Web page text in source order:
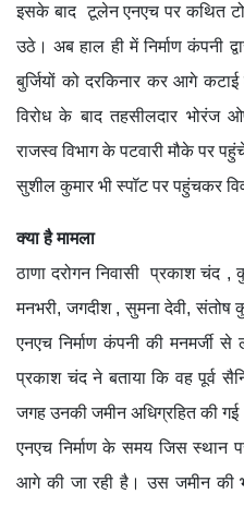
इसके बाद टूलेन एनएच पर कथित
उठे। अब हाल ही में निर्माण कंपनी
बुर्जियों को दरकिनार कर आगे
विरोध के बाद तहसीलदार भोरंज
राजस्व विभाग के पटवारी मौके पर
सुशील कुमार भी स्पॉट पर पहुंचकर
क्या है मामला
ठाणा दरोगन निवासी प्रकाश चंद ,
मनभरी, जगदीश , सुमना देवी, संतोष
एनएच निर्माण कंपनी की मनमर्जी
प्रकाश चंद ने बताया कि वह पूर्व
जगह उनकी जमीन अधिग्रहित की
एनएच निर्माण के समय जिस स्थान
आगे की जा रही है। उस जमीन की